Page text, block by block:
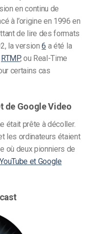
en continu de
à l’origine en 1996 en
de lire des formats
la version6 a été la
RTMP, ou Real-Time
certains cas
de Google Video
était prête à décoller.
les ordinateurs étaient
où deux pionniers de
YouTube et Google